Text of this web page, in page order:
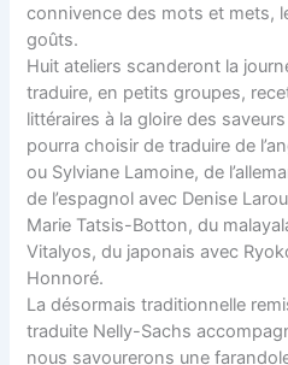
connivence des mots et mets,
goûts.
Huit ateliers scanderont la
traduire, en petits groupes,
littéraires à la gloire des
pourra choisir de traduire de
ou Sylviane Lamoine, de
de l’espagnol avec Denise
Marie Tatsis-Botton, du
Vitalyos, du japonais avec
Honnoré.
La désormais traditionnelle
traduite Nelly-Sachs
nous savourerons une